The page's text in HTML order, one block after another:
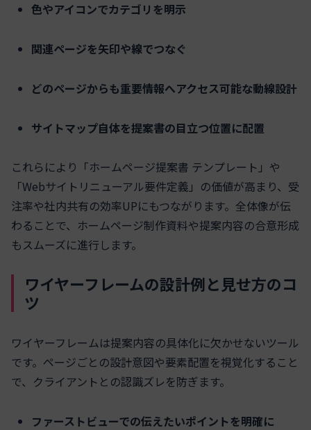
色やアイコンでカテゴリを明示
関連ページを矢印や線でつなぐ
どのページからも重要情報へアクセス可能な動線設計
サイトマップ自体を提案書の目立つ位置に配置
これらにより「ホームページ提案書 テンプレート」や
「Webサイトリニューアル要件定義」の価値が高まり、受
注率や社内共有の効率UPにもつながります。全体像が伝
わることで、ホームページ制作資料や提案内容の合意形成
もスムーズに進行します。
ワイヤーフレームの設計例と見せ方のコ
ツ
ワイヤーフレームは提案内容の具体化に欠かせないツール
です。ページごとの設計意図や要素配置を視覚化すること
で、クライアントとの認識ズレを防ぎます。
ファーストビューでの伝えたいポイントを明確に